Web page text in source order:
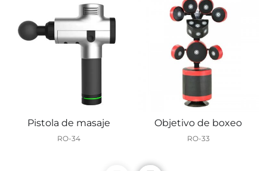
Pistola de masaje
RO-34
Objetivo de boxeo
RO-33